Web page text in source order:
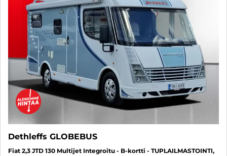
Dethleffs GLOBEBUS
Fiat 2,3 JTD 130 Multijet Integroitu - B-kortti - TUPLAILMASTOINTI,